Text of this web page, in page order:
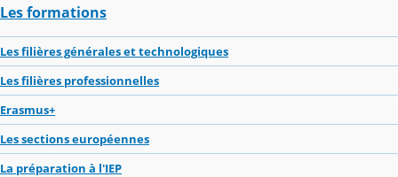
Les formations
Les filières générales et technologiques
Les filières professionnelles
Erasmus+
Les sections européennes
La préparation à l'IEP